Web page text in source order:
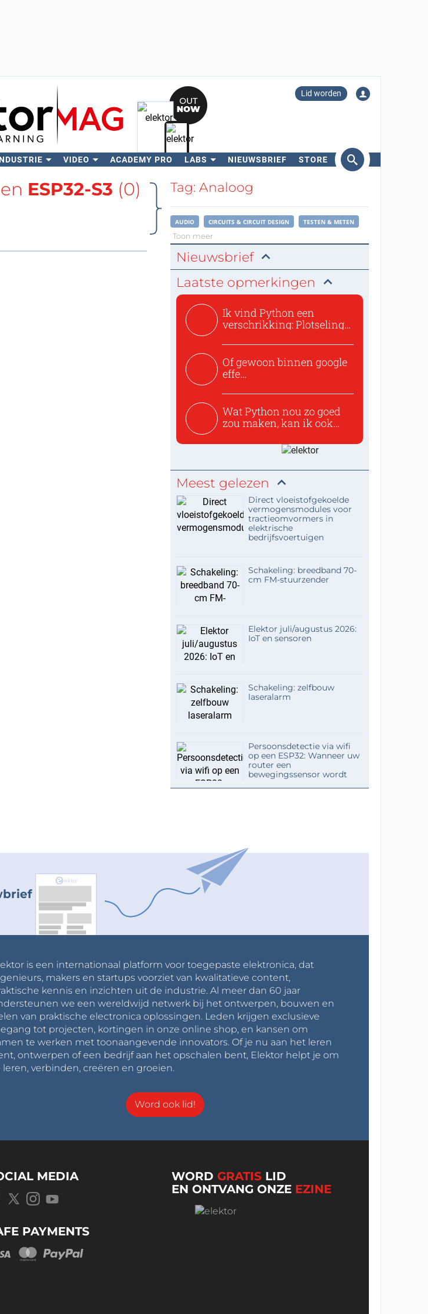
Lid worden
VIDEO ACADEMY PRO LABS NIEUWSBRIEF STORE
Zoeken
en ESP32-S3 (0) Tag: Analoog
AUDIO CIRCUITS & CIRCUIT DESIGN TESTEN & METEN
Toon meer
Nieuwsbrief
Laatste opmerkingen
Ik vind Python een
verschrikking: Plotseling
Of gewoon binnen google
effe
Wat Python nou zo goed
zou maken, kan ik ook
Meest gelezen
Direct vloeistofgekoelde
vermogensmodules voor
tractieomvormers in
elektrische
bedrijfsvoertuigen
Schakeling: breedband 70-
cm FM-stuurzender
Elektor juli/augustus 2026:
IoT en sensoren
Schakeling: zelfbouw
laseralarm
Persoonsdetectie via wifi
op een ESP32: Wanneer uw
router een
bewegingssensor wordt
is een internationaal platform voor toegepaste elektronica, dat
makers en startups voorziet van kwalitatieve content,
kennis en inzichten uit de industrie. Al meer dan 60 jaar
we een wereldwijd netwerk bij het ontwerpen, bouwen en
van praktische electronica oplossingen. Leden krijgen exclusieve
tot projecten, kortingen in onze online shop, en kansen om
te werken met toonaangevende innovators. Of je nu aan het leren
ontwerpen of een bedrijf aan het opschalen bent, Elektor helpt je om
leren, verbinden, creëren en groeien.
Word ook lid!
MEDIA
PAYMENTS
WORDGRATIS LID
EN ONTVANG ONZE EZINE